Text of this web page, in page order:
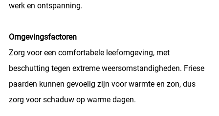
werk en ontspanning.
Omgevingsfactoren
Zorg voor een comfortabele leefomgeving, met
beschutting tegen extreme weersomstandigheden. Friese
paarden kunnen gevoelig zijn voor warmte en zon, dus
zorg voor schaduw op warme dagen.